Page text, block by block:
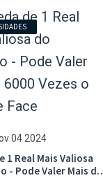
04 2024
1 Real Mais Valiosa
- Pode Valer Mais de